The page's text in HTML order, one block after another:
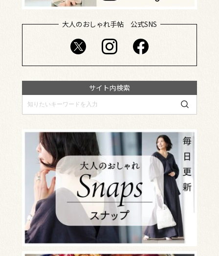
大人のおしゃれ手帖 公式SNS
サイト内検索